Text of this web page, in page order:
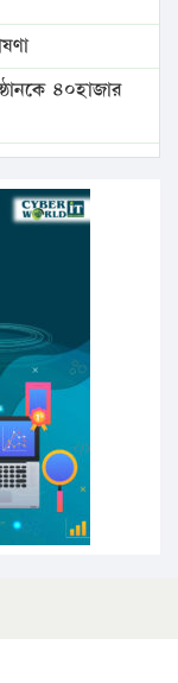
৪০হাজার
প্রস্তাব পিডিবির